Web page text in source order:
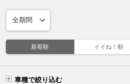
新着順 イイね！順
車種で絞り込む